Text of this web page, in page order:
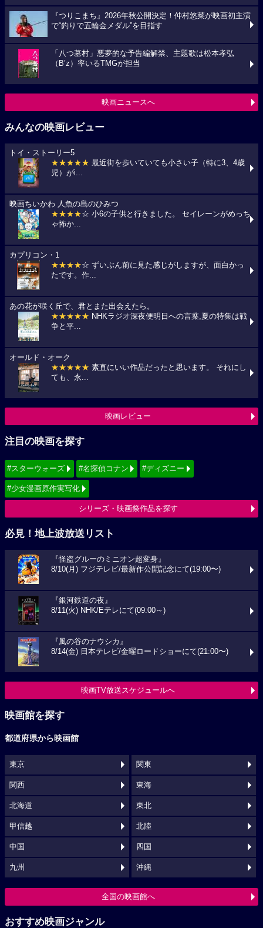
『つりこまち』2026年秋公開決定！仲村悠菜が映画初主演
で“釣りで五輪金メダル”を目指す
「八つ墓村」悪夢的な予告編解禁、主題歌は松本孝弘
（B’z）率いるTMGが担当
映画ニュースへ
みんなの映画レビュー
トイ・ストーリー5
★★★★★ 最近街を歩いていても小さい子（特に3、4歳
児）がi...
映画ちいかわ 人魚の島のひみつ
★★★★☆ 小6の子供と行きました。 セイレーンがめっち
ゃ怖か...
カプリコン・1
★★★★☆ ずいぶん前に見た感じがしますが、面白かっ
たです。作...
あの花が咲く丘で、君とまた出会えたら。
★★★★★ NHKラジオ深夜便明日への言葉,夏の特集は戦
争と平...
オールド・オーク
★★★★★ 素直にいい作品だったと思います。 それにし
ても、永...
映画レビュー
注目の映画を探す
#スターウォーズ #名探偵コナン #ディズニー
#少女漫画原作実写化
シリーズ・映画祭作品を探す
必見！地上波放送リスト
『怪盗グルーのミニオン超変身』
8/10(月) フジテレビ/最新作公開記念にて(19:00〜)
『銀河鉄道の夜』
8/11(火) NHK/Eテレにて(09:00～)
『風の谷のナウシカ』
8/14(金) 日本テレビ/金曜ロードショーにて(21:00〜)
映画TV放送スケジュールへ
映画館を探す
都道府県から映画館
東京 関東
関西 東海
北海道 東北
甲信越 北陸
中国 四国
九州 沖縄
全国の映画館へ
おすすめ映画ジャンル